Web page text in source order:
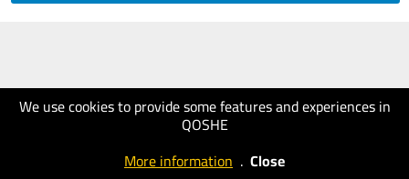
We use cookies to provide some features and experiences in
QOSHE
More information . Close